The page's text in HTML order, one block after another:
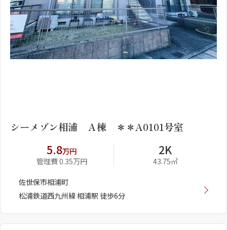
シーメゾン相浦 Ａ棟 ＊＊A0101号室
5.8万円
管理費 0.35万円
2K
43.75㎡
佐世保市相浦町
松浦鉄道西九州線 相浦駅 徒歩6分